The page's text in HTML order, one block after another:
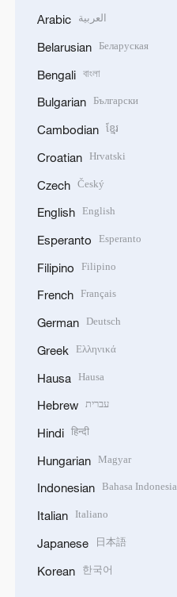
Arabic العربية
Belarusian Беларуская
Bengali বাংলা
Bulgarian Български
Cambodian ខ្មែរ
Croatian Hrvatski
Czech Český
English English
Esperanto Esperanto
Filipino Filipino
French Français
German Deutsch
Greek Ελληνικά
Hausa Hausa
Hebrew עברית
Hindi हिन्दी
Hungarian Magyar
Indonesian Bahasa Indonesia
Italian Italiano
Japanese 日本語
Korean 한국어